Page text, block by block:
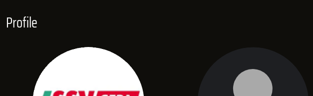
Profile